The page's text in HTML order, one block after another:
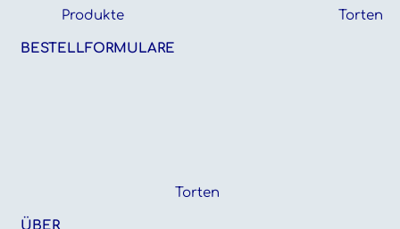
Produkte Torten
BESTELLFORMULARE
Torten
ÜBER